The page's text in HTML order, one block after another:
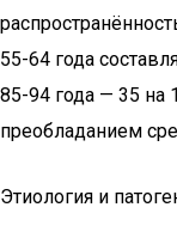
55-64 года
85-94 года — 35 на
преобладанием
Этиология и